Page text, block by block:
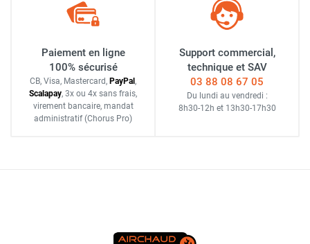
Paiement en ligne
100% sécurisé
CB, Visa, Mastercard, PayPal ,
Scalapay, 3x ou 4x sans frais,
virement bancaire, mandat
administratif (Chorus Pro)
Support commercial,
technique et SAV
03 88 08 67 05
Du lundi au vendredi :
8h30-12h et 13h30-17h30